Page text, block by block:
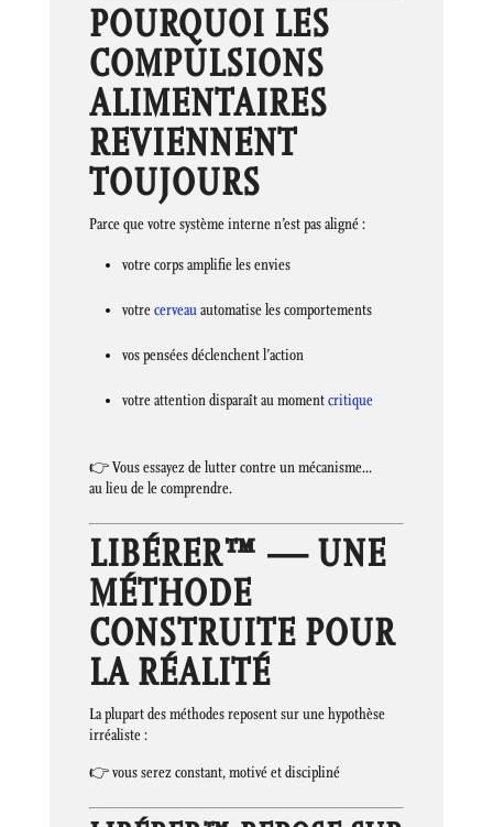
POURQUOI LES
COMPULSIONS
ALIMENTAIRES
REVIENNENT
TOUJOURS
Parce que votre système interne n’est pas aligné :
votre corps amplifie les envies
votrecerveauautomatise les comportements
vos pensées déclenchent l’action
votre attention disparaît au momentcritique
👉 Vous essayez de lutter contre un mécanisme…
au lieu de le comprendre.
LIBÉRER™ — UNE
MÉTHODE
CONSTRUITE POUR
LA RÉALITÉ
La plupart des méthodes reposent sur une hypothèse
irréaliste :
👉 vous serez constant, motivé et discipliné